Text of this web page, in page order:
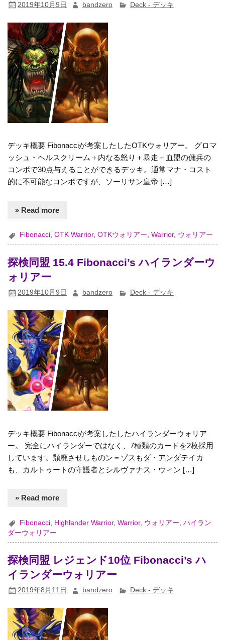
2019年10月9日 bandzero Deck - デッキ
デッキ概要 Fibonacciが考案したしたOTKウォリアー。 グロマ
ッシュ・ヘルスクリーム＋内なる怒り＋暴走＋血盟の傭兵の
コンボで30点与えることができるデッキ。通常マナ・コスト
的に不可能なコンボですが、ソーリサン皇帝 […]
» Read more
Fibonacci,OTK Warrior,OTKウォリアー,Warrior, ウォリアー
探検同盟 15.4 Fibonacci’s ハイランダーウ
ォリアー
2019年10月9日 bandzero Deck - デッキ
デッキ概要 Fibonacciが考案したしたハイランダーウォリア
ー。 完全にハイランダーではなく、7種類のカードを2枚採用
しています。頽廃させしものン＝ゾスもダ・アンダテイカ
も、カルトゥートの守護者とシルヴァナス・ウィン […]
» Read more
Fibonacci Highlander Warrior,Warrior, ウォリアー ,ハイラン
ダーウォリアー
探検同盟 レジェンド10位 Fibonacci’s ハ
イランダーウォリアー
2019年8月11日 bandzero Deck - デッキ